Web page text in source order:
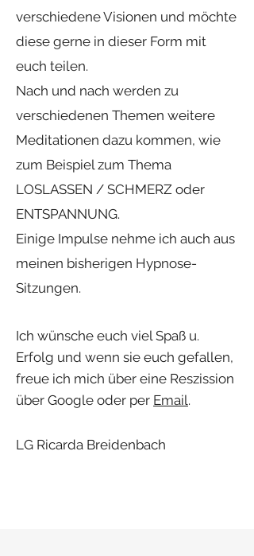
verschiedene Visionen und möchte
diese gerne in dieser Form mit
euch teilen.
Nach und nach werden zu
verschiedenen Themen weitere
Meditationen dazu kommen, wie
zum Beispiel zum Thema
LOSLASSEN / SCHMERZ oder
ENTSPANNUNG.
Einige Impulse nehme ich auch aus
meinen bisherigen Hypnose-
Sitzungen.
Ich wünsche euch viel Spaß u.
Erfolg und wenn sie euch gefallen,
freue ich mich über eine Reszission
über Google oder per Email.
LG Ricarda Breidenbach